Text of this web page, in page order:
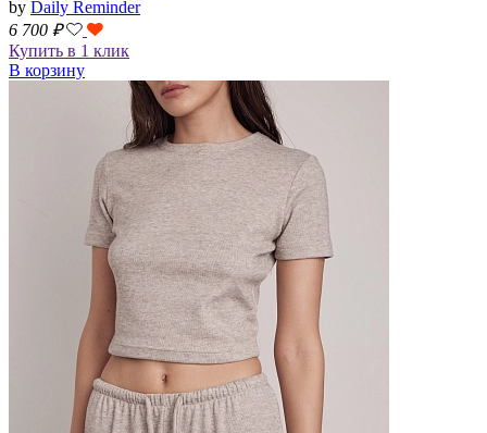
by Daily Reminder
6 700 ₽
Купить в 1 клик
В корзину